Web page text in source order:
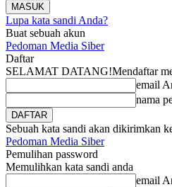
Lupa kata sandi Anda?
Buat sebuah akun
Pedoman Media Siber
Daftar
SELAMAT DATANG!Mendaftar
email
nama
Sebuah kata sandi akan dikirimkan
Pedoman Media Siber
Pemulihan password
Memulihkan kata sandi anda
email